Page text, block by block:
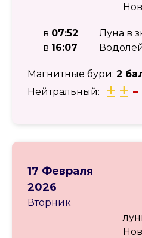
в 07:52
в 16:07
Луна в
Магнитные бури: 2
Нейтральный:
± ± -
17 Февраля
2026
Вторник